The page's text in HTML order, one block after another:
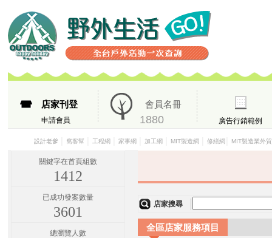
店家刊登
申請會員
會員名冊
1880 廣告行銷範例
設計老爹 窩客幫 工程網 家事網 加工網 MIT製造網 修繕網 MIT製造業外
關鍵字在首頁組數
1412
已成功發案數量
3601
總瀏覽人數
店家搜尋
全區店家服務項目